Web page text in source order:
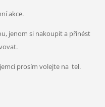
akce.
jenom si nakoupit a přinést
prosím volejte na tel.